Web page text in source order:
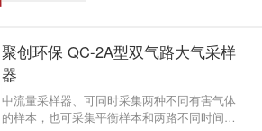
聚创环保 QC-2A型双气路大气采样
器
中流量采样器、可同时采集两种不同有害气体
的样本，也可采集平衡样本和两路不同时间的